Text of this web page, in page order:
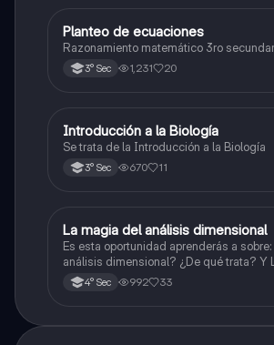
Matemáticas
Planteo de ecuaciones
Razonamiento matemático 3ro
3° Sec 1,231 20
Biología
Introducción a la Biología
Se trata de la Introducción a la Biología
3° Sec 670 11
Física
La magia del análisis dimensional
Es esta oportunidad aprenderás a
análisis dimensional? ¿De qué trata? Y
de las magnitudes fundamentales y
4° Sec 992 33